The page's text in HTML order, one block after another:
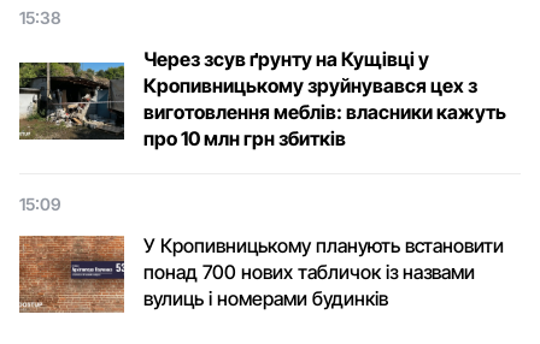
15:38
Через зсув ґрунту на Кущівці у
Кропивницькому зруйнувався цех з
виготовлення меблів: власники кажуть
про 10 млн грн збитків
15:09
У Кропивницькому планують встановити
понад 700 нових табличок із назвами
вулиць і номерами будинків